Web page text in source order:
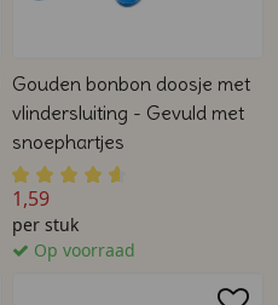
Gouden bonbon doosje met
vlindersluiting - Gevuld met
snoephartjes
1,59
per stuk
Op voorraad